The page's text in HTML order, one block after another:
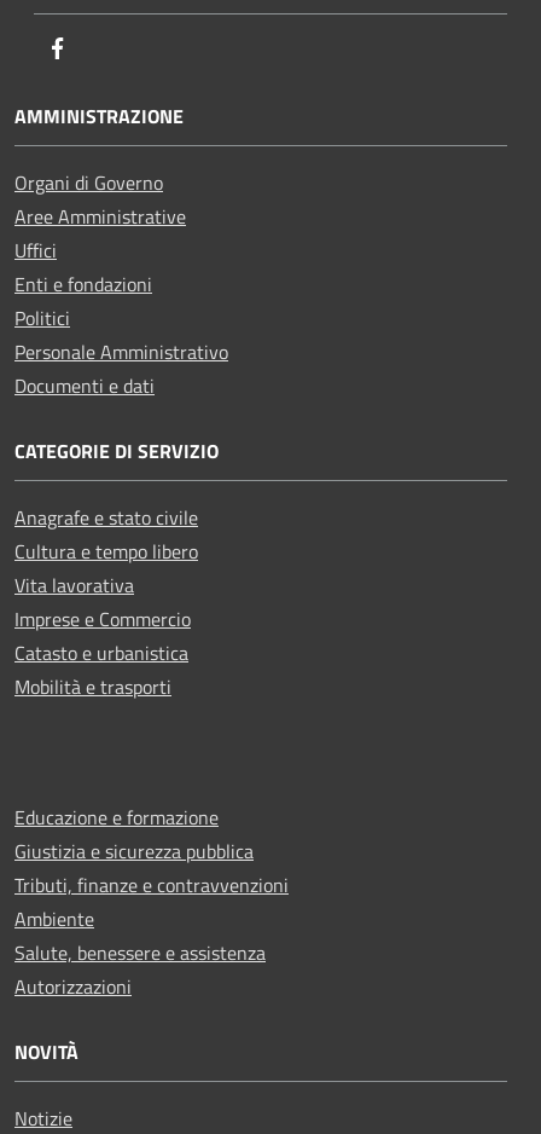
AMMINISTRAZIONE
Organi di Governo
Aree Amministrative
Uffici
Enti e fondazioni
Politici
Personale Amministrativo
Documenti e dati
CATEGORIE DI SERVIZIO
Anagrafe e stato civile
Cultura e tempo libero
Vita lavorativa
Imprese e Commercio
Catasto e urbanistica
Mobilità e trasporti
Educazione e formazione
Giustizia e sicurezza pubblica
Tributi, finanze e contravvenzioni
Ambiente
Salute, benessere e assistenza
Autorizzazioni
NOVITÀ
Notizie